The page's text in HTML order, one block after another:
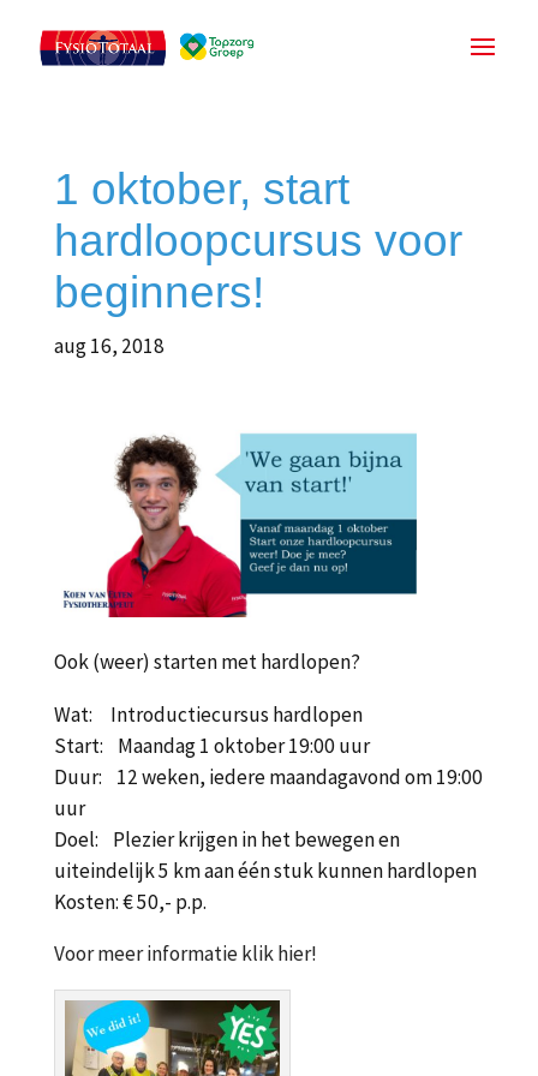
1 oktober, start
hardloopcursus voor
beginners!
aug 16, 2018
Ook (weer) starten met hardlopen?
Wat: Introductiecursus hardlopen
Start: Maandag 1 oktober 19:00 uur
Duur: 12 weken, iedere maandagavond om 19:00
uur
Doel: Plezier krijgen in het bewegen en
uiteindelijk 5 km aan één stuk kunnen hardlopen
Kosten: € 50,- p.p.
Voor meer informatie klik hier!